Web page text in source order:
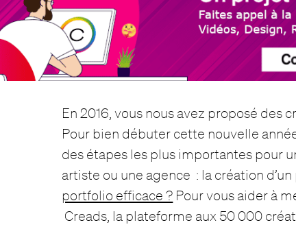
En 2016, vous nous avez proposé des
Pour bien débuter cette nouvelle
des étapes les plus importantes pour
artiste ou une agence : la création
portfolio efficace ? Pour vous aider à
Creads, la plateforme aux 50 000